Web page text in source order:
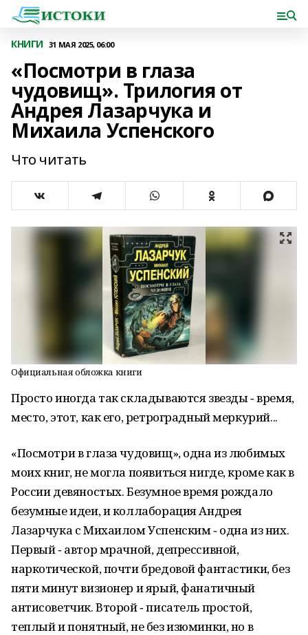
КНИГИ 31 МАЯ 2025, 06:00
«Посмотри в глаза
чудовищ». Трилогия от
Андрея Лазарчука и
Михаила Успенского
Что читать
Официальная обложка книги
Просто иногда так складываются звезды ‑ время,
место, этот, как его, ретроградный меркурий...
«Посмотри в глаза чудовищ», одна из любимых
моих книг, не могла появиться нигде, кроме как в
России девяностых. Безумное время рождало
безумные идеи, и коллаборация Андрея
Лазарчука с Михаилом Успенским ‑ одна из них.
Первый ‑ автор мрачной, депрессивной,
наркотической, почти бредовой фантастики, без
пяти минут визионер и ярый, фанатичный
антисоветчик. Второй ‑ писатель простой,
теплый и понятный, не без изюминки, но в